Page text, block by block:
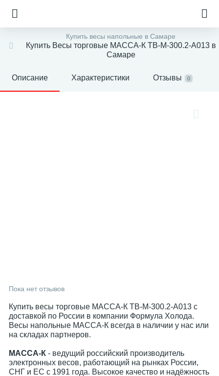
Купить весы напольные в Самаре
Купить Весы торговые МАССА-К TB-M-300.2-A013 в
Самаре
Описание Характеристики Отзывы 0
Пока нет отзывов
Купить весы торговые МАССА-К TB-M-300.2-A013 с
доставкой по России в компании Формула Холода.
Весы напольные МАССА-К всегда в наличии у нас или
на складах партнеров.
МАССА-К - ведущий российский производитель
электронных весов, работающий на рынках России,
СНГ и ЕС с 1991 года. Высокое качество и надёжность